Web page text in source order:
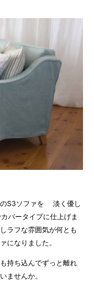
のS3ソファを 淡く優し
バータイプに仕上げま
ラフな雰囲気が何とも
になりました。
持ち込んでずっと離れ
ませんか。